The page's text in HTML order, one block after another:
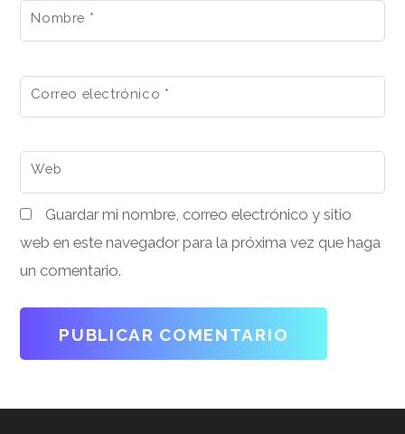
Nombre *
Correo electrónico *
Web
Guardar mi nombre, correo electrónico y sitio
web en este navegador para la próxima vez que haga
un comentario.